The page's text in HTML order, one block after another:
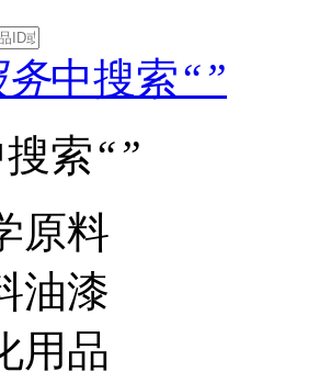
中搜索“”
索“”
原料
油漆
用品